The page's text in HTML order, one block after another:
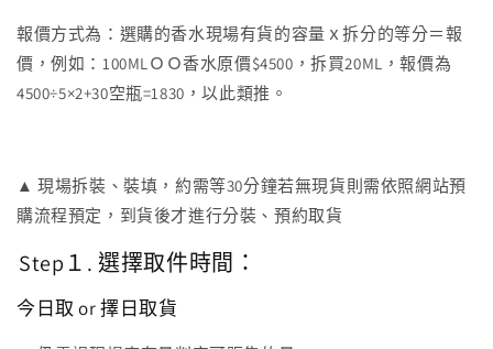
報價方式為：選購的香水現場有貨的容量ｘ拆分的等分＝報
價，例如：100MLＯＯ香水原價$4500，拆買20ML，報價為
4500÷5×2+30空瓶=1830，以此類推。
▲ 現場拆裝、裝填，約需等30分鐘若無現貨則需依照網站預
購流程預定，到貨後才進行分裝、預約取貨
Step１. 選擇取件時間：
今日取 or 擇日取貨